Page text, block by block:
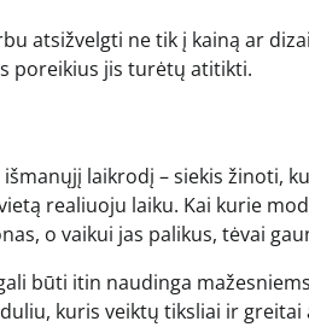
atsižvelgti ne tik į kainą ar
poreikius jis turėtų atitikti.
laikrodį – siekis žinoti,
realiuoju laiku. Kai kurie
o vaikui jas palikus, tėvai
būti itin naudinga
kuris veiktų tiksliai ir